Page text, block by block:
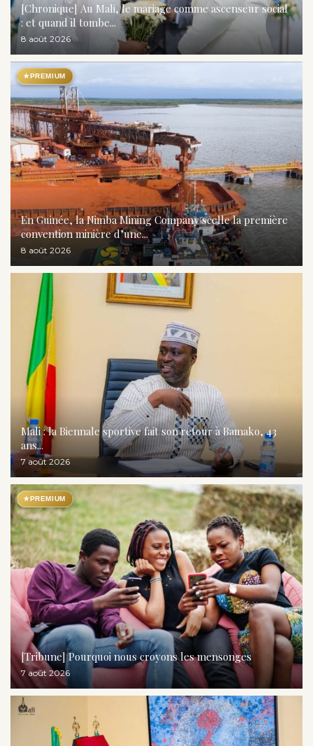
[Chronique] Au Mali, le mariage comme ascenseur social
: et quand il tombe...
8 août 2026
★PREMIUM
En Guinée, la Nimba Mining Company scelle la première
convention minière d’une...
8 août 2026
Mali : la Biennale sportive fait son retour à Bamako, 43
ans...
7 août 2026
★PREMIUM
[Tribune] Pourquoi nous croyons les mensonges
7 août 2026